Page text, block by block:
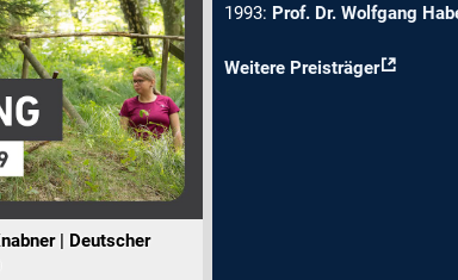
| Deutscher
1993: Prof. Dr. Wolfgang
Weitere Preisträger